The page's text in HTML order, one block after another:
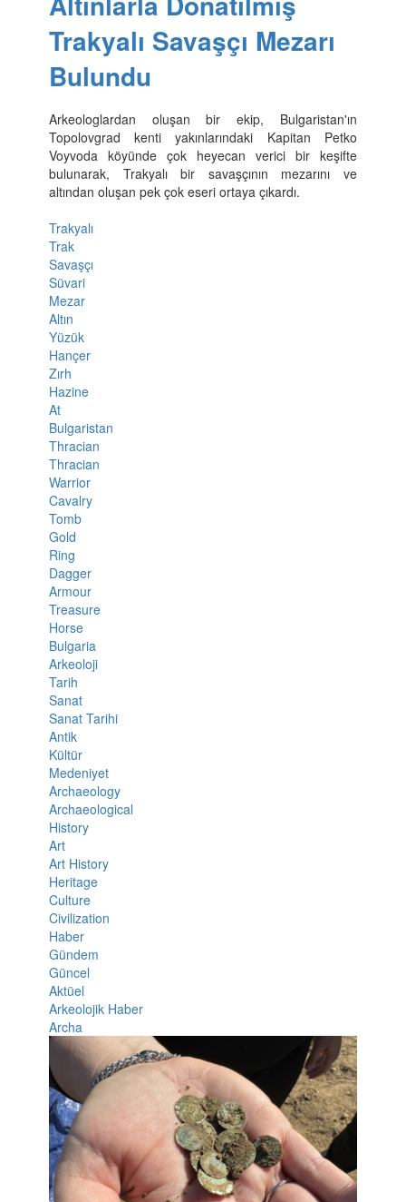
Trakyalı Savaşçı Mezarı
Bulundu
Arkeologlardan oluşan bir ekip, Bulgaristan'ın
Topolovgrad kenti yakınlarındaki Kapitan Petko
Voyvoda köyünde çok heyecan verici bir keşifte
bulunarak, Trakyalı bir savaşçının mezarını ve
altından oluşan pek çok eseri ortaya çıkardı.
Trakyalı
Trak
Savaşçı
Süvari
Mezar
Altın
Yüzük
Hançer
Zırh
Hazine
At
Bulgaristan
Thracian
Thracian
Warrior
Cavalry
Tomb
Gold
Ring
Dagger
Armour
Treasure
Horse
Bulgaria
Arkeoloji
Tarih
Sanat
Sanat Tarihi
Antik
Kültür
Medeniyet
Archaeology
Archaeological
History
Art
Art History
Heritage
Culture
Civilization
Haber
Gündem
Güncel
Aktüel
Arkeolojik Haber
Archa